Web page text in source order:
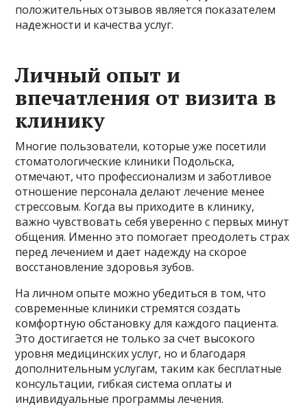
положительных отзывов является показателем
надежности и качества услуг.
Личный опыт и
впечатления от визита в
клинику
Многие пользователи, которые уже посетили
стоматологические клиники Подольска,
отмечают, что профессионализм и заботливое
отношение персонала делают лечение менее
стрессовым. Когда вы приходите в клинику,
важно чувствовать себя уверенно с первых минут
общения. Именно это помогает преодолеть страх
перед лечением и дает надежду на скорое
восстановление здоровья зубов.
На личном опыте можно убедиться в том, что
современные клиники стремятся создать
комфортную обстановку для каждого пациента.
Это достигается не только за счет высокого
уровня медицинских услуг, но и благодаря
дополнительным услугам, таким как бесплатные
консультации, гибкая система оплаты и
индивидуальные программы лечения.